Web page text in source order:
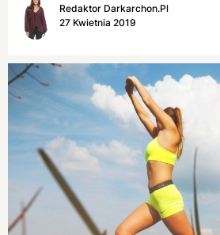
Redaktor Darkarchon.pl
27 Kwietnia 2019